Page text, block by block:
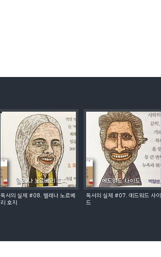
독서의 실제 #08. 헬레나 노르베
리 호지
독서의 실제 #07. 에드워드 사이
드